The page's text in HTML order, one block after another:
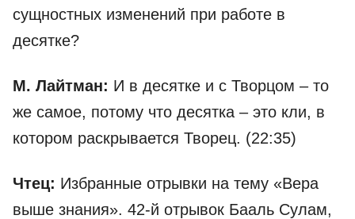
сущностных изменений при работе в
десятке?
М. Лайтман: И в десятке и с Творцом – то
же самое, потому что десятка – это кли, в
котором раскрывается Творец. (22:35)
Чтец: Избранные отрывки на тему «Вера
выше знания». 42-й отрывок Бааль Сулам,